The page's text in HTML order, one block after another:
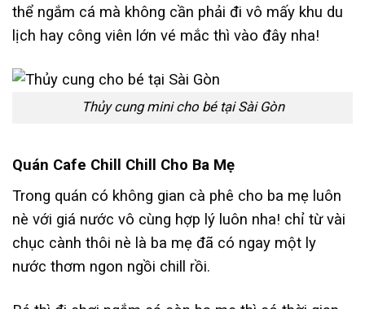
thể ngắm cá mà không cần phải đi vô mấy khu du
lịch hay công viên lớn vé mắc thì vào đây nha!
Thủy cung mini cho bé tại Sài Gòn
Quán Cafe Chill Chill Cho Ba Mẹ
Trong quán có không gian cà phê cho ba mẹ luôn
nè với giá nước vô cùng hợp lý luôn nha! chỉ từ vài
chục cành thôi nè là ba mẹ đã có ngay một ly
nước thơm ngon ngồi chill rồi.